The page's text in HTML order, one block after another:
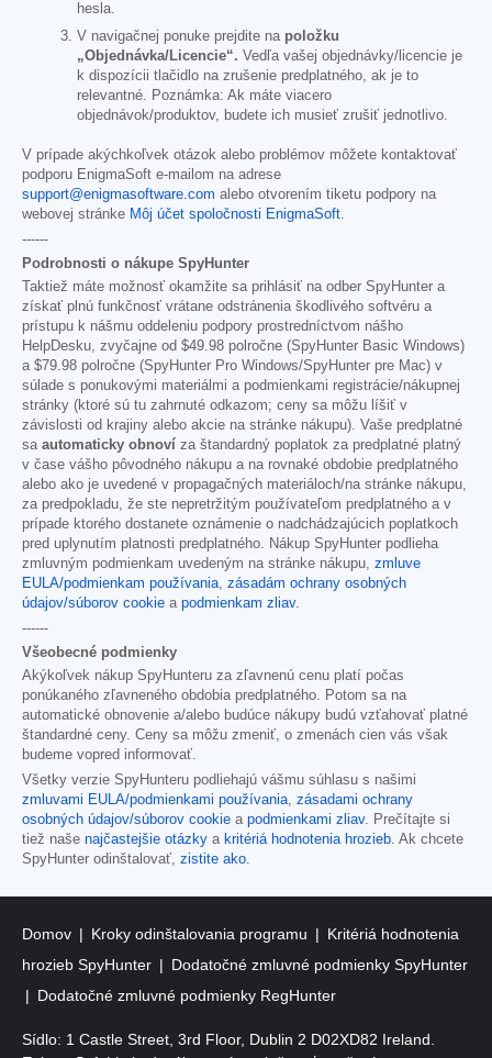
hesla.
V navigačnej ponuke prejdite na položku
„Objednávka/Licencie“. Vedľa vašej objednávky/licencie je
k dispozícii tlačidlo na zrušenie predplatného, ak je to
relevantné. Poznámka: Ak máte viacero
objednávok/produktov, budete ich musieť zrušiť jednotlivo.
V prípade akýchkoľvek otázok alebo problémov môžete kontaktovať
podporu EnigmaSoft e-mailom na adrese
support@enigmasoftware.com alebo otvorením tiketu podpory na
webovej stránke Môj účet spoločnosti EnigmaSoft
------
Podrobnosti o nákupe SpyHunter
Taktiež máte možnosť okamžite sa prihlásiť na odber SpyHunter a
získať plnú funkčnosť vrátane odstránenia škodlivého softvéru a
prístupu k nášmu oddeleniu podpory prostredníctvom nášho
HelpDesku, zvyčajne od $49.98 polročne (SpyHunter Basic Windows)
a $79.98 polročne (SpyHunter Pro Windows/SpyHunter pre Mac) v
súlade s ponukovými materiálmi a podmienkami registrácie/nákupnej
stránky (ktoré sú tu zahrnuté odkazom; ceny sa môžu líšiť v
závislosti od krajiny alebo akcie na stránke nákupu). Vaše predplatné
sa automaticky obnoví za štandardný poplatok za predplatné platný
v čase vášho pôvodného nákupu a na rovnaké obdobie predplatného
alebo ako je uvedené v propagačných materiáloch/na stránke nákupu,
za predpokladu, že ste nepretržitým používateľom predplatného a v
prípade ktorého dostanete oznámenie o nadchádzajúcich poplatkoch
pred uplynutím platnosti predplatného. Nákup SpyHunter podlieha
zmluvným podmienkam uvedeným na stránke nákupu, zmluve
EULA/podmienkam používania zásadám ochrany osobných
údajov/súborov cookie a podmienkam zliav.
------
Všeobecné podmienky
Akýkoľvek nákup SpyHunteru za zľavnenú cenu platí počas
ponúkaného zľavneného obdobia predplatného. Potom sa na
automatické obnovenie a/alebo budúce nákupy budú vzťahovať platné
štandardné ceny. Ceny sa môžu zmeniť, o zmenách cien vás však
budeme vopred informovať.
Všetky verzie SpyHunteru podliehajú vášmu súhlasu s našimi
zmluvami EULA/podmienkami používania zásadami ochrany
osobných údajov/súborov cookie a podmienkami zliav. Prečítajte si
tiež naše najčastejšie otázky a kritériá hodnotenia hrozieb . Ak chcete
SpyHunter odinštalovať, zistite ako
Domov Kroky odinštalovania programu
Kritériá hodnotenia
hrozieb SpyHunter
Dodatočné zmluvné podmienky SpyHunter
Dodatočné zmluvné podmienky RegHunter
Sídlo: 1 Castle Street, 3rd Floor, Dublin 2 D02XD82 Ireland.